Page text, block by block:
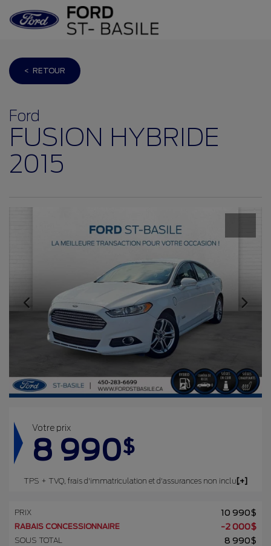
< RETOUR
Ford
FUSION HYBRIDE
2015
Votre prix
8 990$
TPS + TVQ, frais d'immatriculation et d'assurances non inclus.
PRIX 10 990$
RABAIS CONCESSIONNAIRE -2 000$
SOUS TOTAL 8 990$